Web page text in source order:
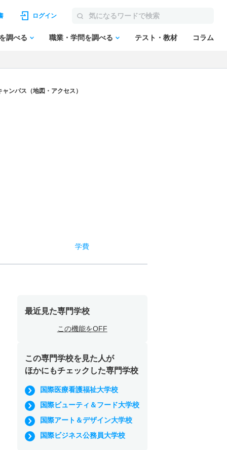
ログイン
調べる 職業・学問を調べる テスト・教材 コラム
ンパス（地図・アクセス）
学費
最近見た専門学校
この機能をOFF
この専門学校を見た人が
ほかにもチェックした専門学校
国際医療看護福祉大学校
国際ビューティ＆フード大学校
国際アート＆デザイン大学校
国際ビジネス公務員大学校